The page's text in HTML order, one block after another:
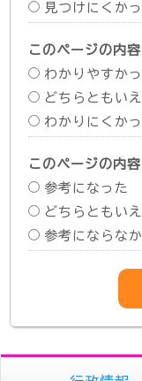
見つけにくか
このページの内
わかりやすか
どちらともい
わかりにくか
このページの内
参考になった
どちらともい
参考にならな